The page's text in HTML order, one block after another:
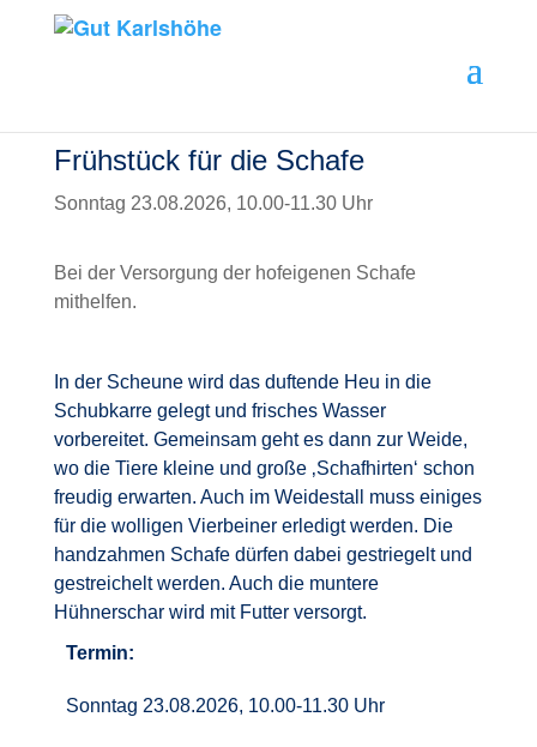
Frühstück für die Schafe
Sonntag 23.08.2026, 10.00-11.30 Uhr
Bei der Versorgung der hofeigenen Schafe
mithelfen.
In der Scheune wird das duftende Heu in die
Schubkarre gelegt und frisches Wasser
vorbereitet. Gemeinsam geht es dann zur Weide,
wo die Tiere kleine und große ‚Schafhirten‘ schon
freudig erwarten. Auch im Weidestall muss einiges
für die wolligen Vierbeiner erledigt werden. Die
handzahmen Schafe dürfen dabei gestriegelt und
gestreichelt werden. Auch die muntere
Hühnerschar wird mit Futter versorgt.
Termin:
Sonntag 23.08.2026, 10.00-11.30 Uhr